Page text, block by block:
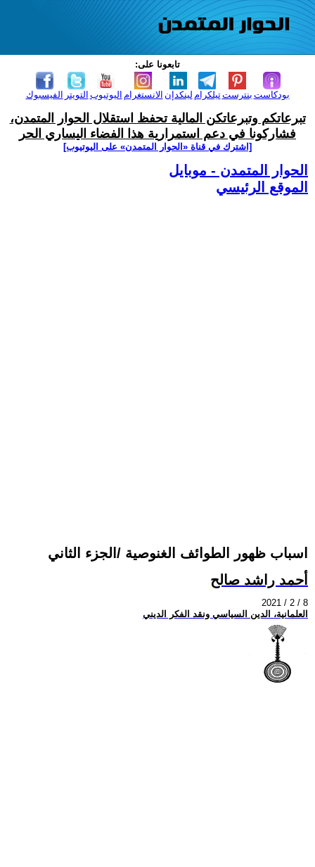
تابعونا على:
الفيسبوك التويتر اليوتيوب الانستغرام لينكدإن تيلكرامبنترست بودكاست
تبرعاتكم وتبرعاتكن المالية تحفظ استقلال الحوار المتمدن،
فشاركونا في دعم استمرارية هذا الفضاء اليساري الحر
[اشترك في قناة ‫«الحوار المتمدن» على اليوتيوب]
الحوار المتمدن - موبايل
الموقع الرئيسي
اسباب ظهور الطوائف الغنوصية /الجزء الثاني
أحمد راشد صالح
2021 / 2 / 8
العلمانية، الدين السياسي ونقد الفكر الديني